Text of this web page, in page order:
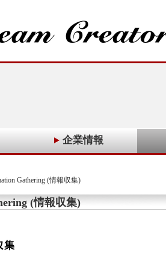
企業情報
Gathering (情報収集)
(情報収集)